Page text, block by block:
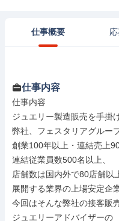
仕事概要
仕事内容
仕事内容
ジュエリー製造販売を手掛
弊社、フェスタリアグループ
創業100年以上・連結売上90
連結従業員数500名以上、
店舗数は国内外で80店舗以
展開する業界の上場安定企
今回はそんな弊社の接客販
ジュエリーアドバイザーの